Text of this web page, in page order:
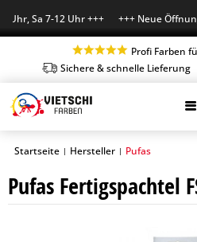
Sa 7-12 Uhr +++ +++ Neue
Profi Farben
Sichere & schnelle Lieferung
Startseite | Hersteller | Pufas
Pufas Fertigspachtel